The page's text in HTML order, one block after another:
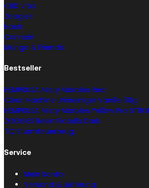
CBD Vital
Zoogies
Hash
Cannain
Mungo & Friends
Bestseller
HEMPKUSA Misty Marbles Red
Clear Machine Urinreiniger Vanille 60g
HEMPKUSA Misty Marbles Yellow Pro
ZOOGIES Resin Piatella Dark
TQ Sturmfeuerzeug
Service
Mein Konto
Versand & Lieferung